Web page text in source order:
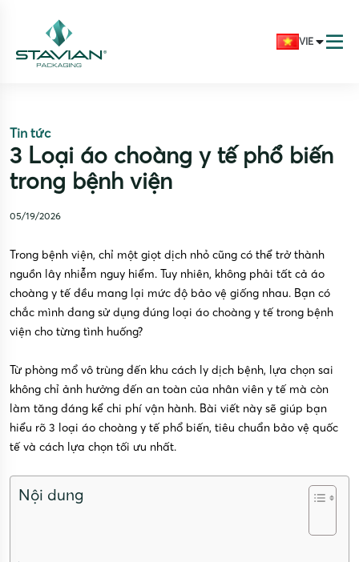
VIE
Tin tức
3 Loại áo choàng y tế phổ biến
trong bệnh viện
05/19/2026
Trong bệnh viện, chỉ một giọt dịch nhỏ cũng có thể trở thành
nguồn lây nhiễm nguy hiểm. Tuy nhiên, không phải tất cả áo
choàng y tế đều mang lại mức độ bảo vệ giống nhau. Bạn có
chắc mình đang sử dụng đúng loại áo choàng y tế trong bệnh
viện cho từng tình huống?
Từ phòng mổ vô trùng đến khu cách ly dịch bệnh, lựa chọn sai
không chỉ ảnh hưởng đến an toàn của nhân viên y tế mà còn
làm tăng đáng kể chi phí vận hành. Bài viết này sẽ giúp bạn
hiểu rõ 3 loại áo choàng y tế phổ biến, tiêu chuẩn bảo vệ quốc
tế và cách lựa chọn tối ưu nhất.
Nội dung